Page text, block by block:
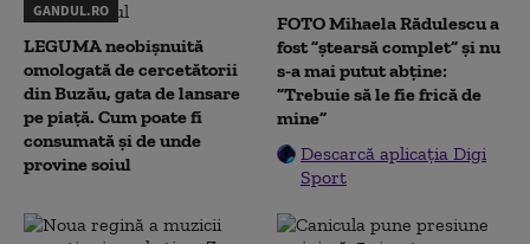
GANDUL.RO
LEGUMA neobișnuită
omologată de cercetătorii
din Buzău, gata de lansare
pe piață. Cum poate fi
consumată și de unde
provine soiul
FOTO Mihaela Rădulescu a
fost ”ștearsă complet” și nu
s-a mai putut abține:
”Trebuie să le fie frică de
mine”
Descarcă aplicația Digi
Sport